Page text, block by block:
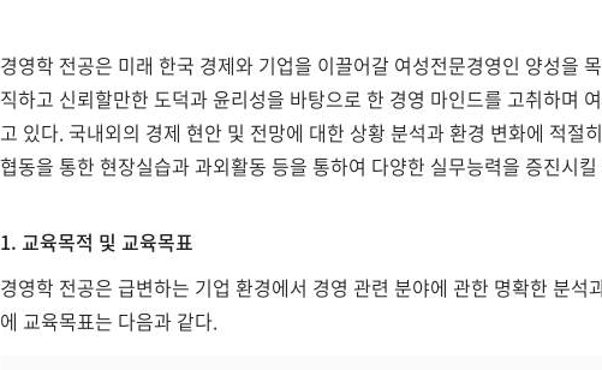
경영학 전공은 미래 한국 경제와 기업을 이끌어갈 여성전문경영인 양성을
직하고 신뢰할만한 도덕과 윤리성을 바탕으로 한 경영 마인드를 고취하며
고 있다. 국내외의 경제 현안 및 전망에 대한 상황 분석과 환경 변화에 적
협동을 통한 현장실습과 과외활동 등을 통하여 다양한 실무능력을 증진시
1. 교육목적 및 교육목표
경영학 전공은 급변하는 기업 환경에서 경영 관련 분야에 관한 명확한 분
에 교육목표는 다음과 같다.